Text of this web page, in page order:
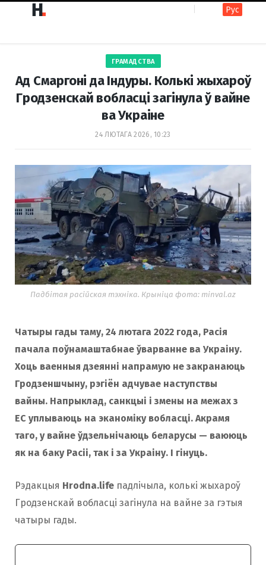
b
o
o
a
g
r
m
Рус
ГРАМАДСТВА
Ад Смаргоні да Індуры. Колькі жыхароў
Гродзенскай вобласці загінула ў вайне
ва Украіне
24 ЛЮТАГА 2026, 10:23
Падбітая расійская тэхніка. Крыніца фота: minval.az
Чатыры гады таму, 24 лютага 2022 года, Расія
пачала поўнамаштабнае ўварванне ва Украіну.
Хоць ваенныя дзеянні напрамую не закранаюць
Гродзеншчыну, рэгіён адчувае наступствы
вайны. Напрыклад, санкцыі і змены на межах з
ЕС уплываюць на эканоміку вобласці. Акрамя
таго, у вайне ўдзельнічаюць беларусы — ваююць
як на баку Расіі, так і за Украіну. І гінуць.
Рэдакцыя Hrodna.life падлічыла, колькі жыхароў
Гродзенскай вобласці загінула на вайне за гэтыя
чатыры гады.